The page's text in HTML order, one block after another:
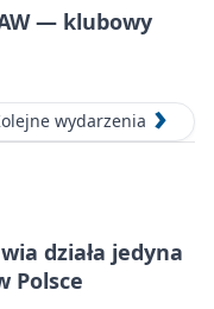
— klubowy
wydarzenia
działa jedyna
Polsce